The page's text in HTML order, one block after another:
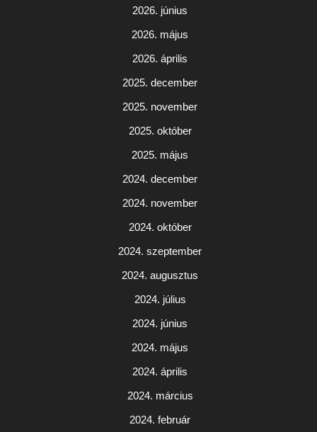
2026. június
2026. május
2026. április
2025. december
2025. november
2025. október
2025. május
2024. december
2024. november
2024. október
2024. szeptember
2024. augusztus
2024. július
2024. június
2024. május
2024. április
2024. március
2024. február